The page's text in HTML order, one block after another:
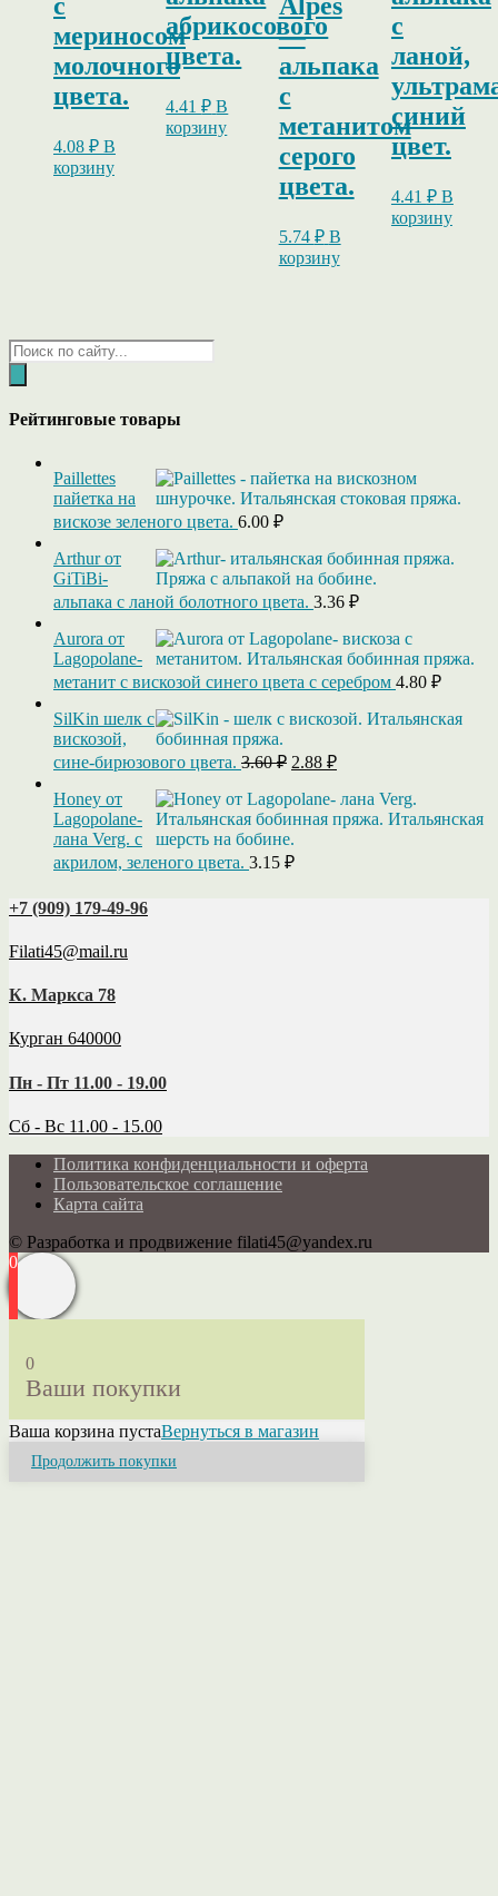
мериносом
молочного
цвета.
4.08 ₽ В
корзину
абрикосового
цвета.
4.41₽ В
корзину
—
альпака
c
метанитом
серого
цвета.
5.74 ₽ В
корзину
с
ланой,
синий
цвет.
4.41 ₽ В
корзину
Поиск
товаров
Рейтинговые товары
Paillettes
пайетка на
вискозе зеленого цвета. 6.00 ₽
Arthur от
GiTiBi-
альпака с ланой болотного цвета. 3.36 ₽
Aurora от
Lagopolane-
метанит с вискозой синего цвета с серебром 4.80 ₽
SilKin шелк с
вискозой,
сине-бирюзового цвета. 3.60₽ Первоначальная
составляла
3.60 ₽.
2.88 ₽Текущая
2.88 ₽.
Honey от
Lagopolane-
лана Verg. с
акрилом, зеленого цвета. 3.15 ₽
+7 (909) 179‑49-96
Filati45@mail.ru
К. Маркса 78
Курган 640000
Пн - Пт 11.00 - 19.00
Сб - Вс 11.00 - 15.00
Политика конфиденциальности и оферта
Пользовательское соглашение
Карта сайта
© Разработка и продвижение filati45@yandex.ru
0
0
Ваши покупки
Ваша корзина пустаВернуться в магазин
Продолжить покупки